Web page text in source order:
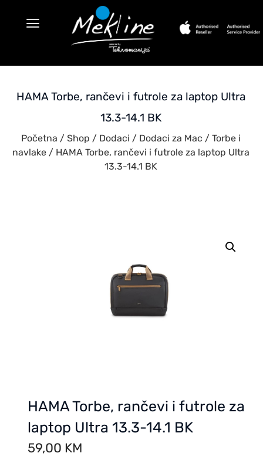
HAMA Torbe, rančevi i futrole za laptop Ultra
13.3-14.1 BK
Početna / Shop / Dodaci / Dodaci za Mac / Torbe i
navlake / HAMA Torbe, rančevi i futrole za laptop Ultra
13.3-14.1 BK
HAMA Torbe, rančevi i futrole za
laptop Ultra 13.3-14.1 BK
59,00 KM